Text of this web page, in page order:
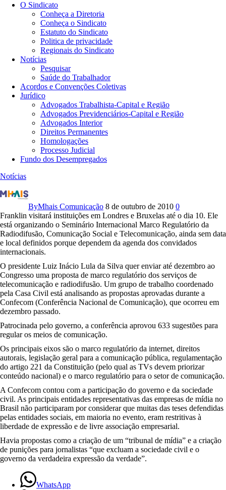
O Sindicato
Conheça a Diretoria
Conheça o Sindicato
Estatuto do Sindicato
Politica de privacidade
Regionais do Sindicato
Notícias
Pesquisar
Saúde do Trabalhador
Acordos e Convenções Coletivas
Jurídico
Advogados Trabalhista-Capital e Região
Advogados Previdenciários-Capital e Região
Advogados Interior
Direitos Permanentes
Homologações
Processo Judicial
Fundo dos Desempregados
Notícias
r
n
k
l
i
n
M
a
r
t
i
n
s
v
a
i
à
E
u
r
p
a
t
r
a
t
a
r
ByMhais Comunicação 8 de outubro de 2010 0
Franklin visitará instituições em Londres e Bruxelas até o dia 10. Ele
está organizando o Seminário Internacional Marco Regulatório da
Radiodifusão, Comunicação Social e Telecomunicação, ainda sem data
e local definidos porque dependem da agenda dos convidados
internacionais.
O presidente Luiz Inácio Lula da Silva quer enviar até dezembro ao
Congresso uma proposta de marco regulatório dos serviços de
telecomunicação e radiodifusão. Um grupo de trabalho coordenado
pela Casa Civil está analisando as propostas aprovadas durante a
Confecom (Conferência Nacional de Comunicação), que ocorreu em
dezembro passado.
Patrocinada pelo governo, a conferência aprovou 633 sugestões para
regular os meios de comunicação.
Os principais eixos são o marco regulatório da internet, direitos
autorais, legislação geral para a comunicação pública, regulamentação
do artigo 221 da Constituição (pelo qual as TVs devem priorizar
conteúdo nacional) e o marco regulatório para o setor de comunicação.
A Confecom contou com a participação do governo e da sociedade
civil. As principais entidades representativas das empresas de mídia no
Brasil não participaram por considerar que muitas das teses defendidas
pelas entidades sociais, em maioria no evento, eram restritivas à
liberdade de expressão e de livre associação empresarial.
Havia propostas como a criação de um “tribunal de mídia” e a criação
de punições para jornalistas “que excluam a sociedade civil e o
governo da verdadeira expressão da verdade”.
WhatsApp